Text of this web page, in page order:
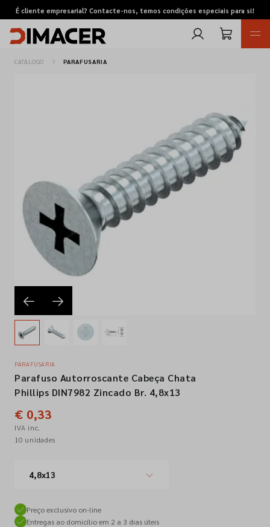
É cliente empresarial? Contacte-nos, temos condições especiais para si!
Pedidos de cotação
Marcas
Favoritos
Empresa
Contactos
Siga-nos nas redes sociais
CATÁLOGO PARAFUSARIA
PARAFUSARIA
Parafuso Autorroscante Cabeça Chata
Phillips DIN7982 Zincado Br. 4,8x13
€ 0,33
IVA inc.
10 unidades
4,8x13
Preço exclusivo on-line
Entregas ao domicílio em 2 a 3 dias úteis